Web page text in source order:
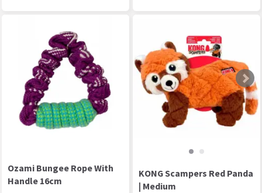
Ozami Bungee Rope With
Handle 16cm
KONG Scampers Red Panda
| Medium